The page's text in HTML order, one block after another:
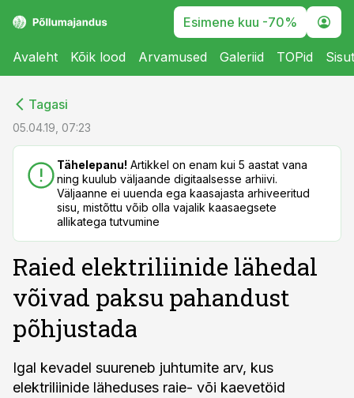
Esimene kuu -70%
Avaleht Kõik lood Arvamused Galeriid TOPid
Tagasi
05.04.19, 07:23
Tähelepanu! Artikkel on enam kui 5 aastat vana
ning kuulub väljaande digitaalsesse arhiivi.
Väljaanne ei uuenda ega kaasajasta arhiveeritud
sisu, mistõttu võib olla vajalik kaasaegsete
allikatega tutvumine
Raied elektriliinide lähedal
võivad paksu pahandust
põhjustada
Igal kevadel suureneb juhtumite arv, kus
elektriliinide läheduses raie- või kaevetöid